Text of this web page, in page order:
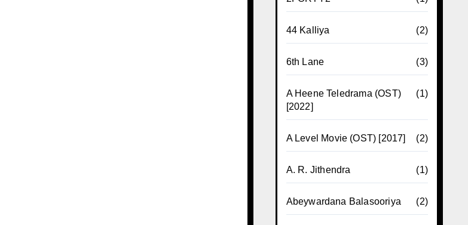
44 Kalliya (2)
6th Lane (3)
A Heene Teledrama (OST)
[2022]
(1)
A Level Movie (OST) [2017] (2)
A. R. Jithendra (1)
Abeywardana Balasooriya (2)